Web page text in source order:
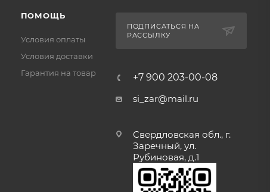
ПОМОЩЬ
Условия оплаты
Условия доставки
Гарантия на товар
ПОДПИСАТЬСЯ НА
РАССЫЛКУ
+7 900 203-00-08
si_zar@mail.ru
Свердловская обл., г.
Заречный, ул.
Рубиновая, д.1